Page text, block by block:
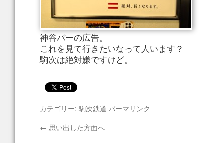
神谷バーの広告。
これを見て行きたいなって人います？
駒次は絶対嫌ですけど。
カテゴリー: 駒次鉄道 パーマリンク
← 思い出した方面へ